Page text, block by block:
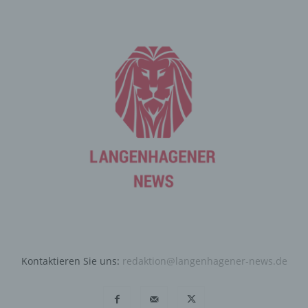
Kontaktieren Sie uns: redaktion@langenhagener-news.de
Bei der Nutzung dieser allgemeinen Daten und
Informationen ziehen wird keine Rückschlüsse auf die
betroffene Person. Diese Informationen werden vielmehr
benötigt, um (1) die Inhalte unserer Internetseite korrekt
auszuliefern, (2) die Inhalte unserer Internetseite sowie
die Werbung für diese zu optimieren, (3) die dauerhafte
Systeme und der Technik unserer Internetseite zu
gewährleisten sowie (4) um Strafverfolgungsbehörden
im Falle eines Cyberangriffes die zur Strafverfolgung
Datensicherheit in unserem Unternehmen zu erhöhen,
verarbeiteten personenbezogenen Daten